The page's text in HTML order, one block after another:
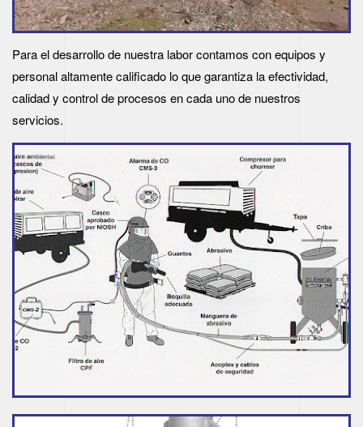
Para el desarrollo de nuestra labor contamos con equipos y
personal altamente calificado lo que garantiza la efectividad,
calidad y control de procesos en cada uno de nuestros
servicios.